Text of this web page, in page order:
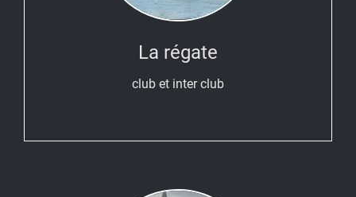
La régate
club et inter club